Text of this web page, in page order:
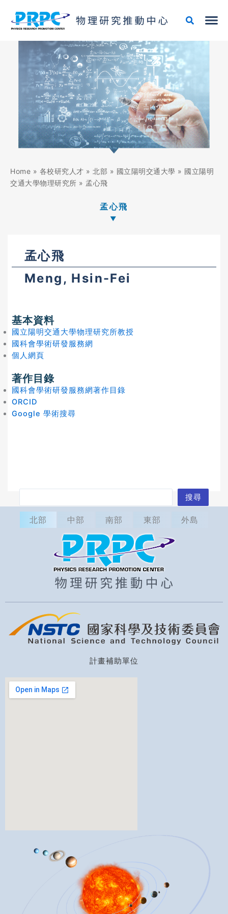
Home » 各校研究人才 » 北部 » 國立陽明交通大學 » 國立陽明
交通大學物理研究所 » 孟心飛
孟心飛
孟心飛
Meng, Hsin-Fei
基本資料
國立陽明交通大學物理研究所教授
國科會學術研發服務網
個人網頁
著作目錄
國科會學術研發服務網著作目錄
ORCID
Google 學術搜尋
尋
搜尋
北部 中部 南部 東部 外島
計畫補助單位